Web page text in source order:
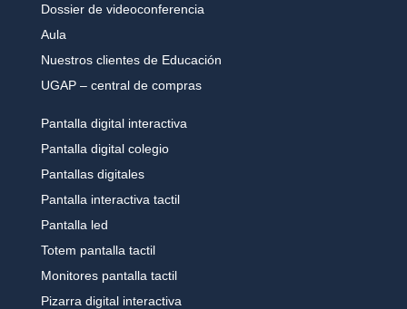
Dossier de videoconferencia
Aula
Nuestros clientes de Educación
UGAP – central de compras
Pantalla digital interactiva
Pantalla digital colegio
Pantallas digitales
Pantalla interactiva tactil
Pantalla led
Totem pantalla tactil
Monitores pantalla tactil
Pizarra digital interactiva